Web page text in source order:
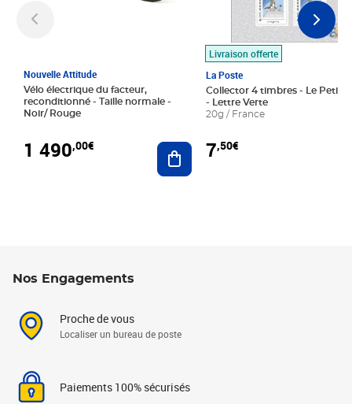
Nouvelle Attitude
Vélo électrique du facteur,
reconditionné - Taille normale -
Noir/ Rouge
1 490,00€ Ajouter au panier
Livraison offerte
La Poste
Collector 4 timbres - Le Petit
- Lettre Verte
20g / France
7,50€
Nos Engagements
Proche de vous
Localiser un bureau de poste
Paiements 100% sécurisés